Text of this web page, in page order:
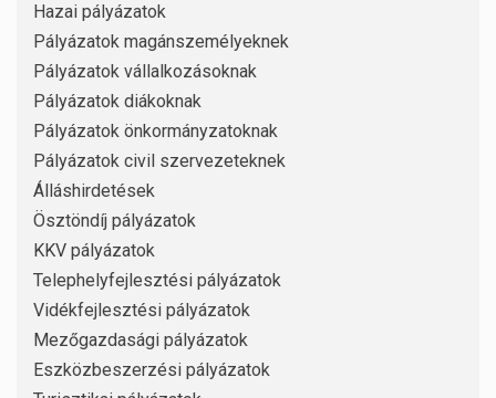
Hazai pályázatok
Pályázatok magánszemélyeknek
Pályázatok vállalkozásoknak
Pályázatok diákoknak
Pályázatok önkormányzatoknak
Pályázatok civil szervezeteknek
Álláshirdetések
Ösztöndíj pályázatok
KKV pályázatok
Telephelyfejlesztési pályázatok
Vidékfejlesztési pályázatok
Mezőgazdasági pályázatok
Eszközbeszerzési pályázatok